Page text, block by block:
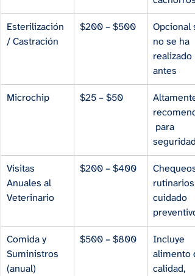
Esterilización
/ Castración
$200 – $500
Opcional
no se ha
realizado
antes
Microchip $25 – $50
Altamente
para
seguridad
Visitas
Anuales al
Veterinario
$200 – $400
Chequeos
rutinarios
cuidado
preventivo
Comida y
Suministros
(anual)
$500 – $800
Incluye
alimento
calidad,